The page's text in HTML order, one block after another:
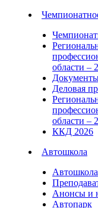
области –
Деловая
области –
ККД 2026
Автошкола
Автошкола
Анонсы и
Автопарк